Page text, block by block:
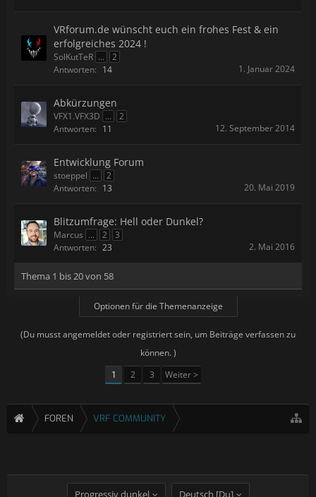
VRforum.de wünscht euch ein frohes Fest & ein
erfolgreiches 2024 !
SolKutTeR ...
2
Antworten: 14 1. Januar 2024
Abkürzungen
VFX1.VFX3D ...
2
Antworten: 11 12. September 2014
Entwicklung Forum
stoeppel ...
2
Antworten: 13 20. Mai 2019
Blitzumfrage: Hell oder Dunkel?
Marcus ... 2
3
Antworten: 23 2. Mai 2016
Thema 1 bis 20 von 58
Optionen für die Themenanzeige
(Du musst angemeldet oder registriert sein, um Beiträge verfassen zu
können. )
1
2 3 Weiter >
FOREN VRF COMMUNITY
Progressiv dunkel Deutsch [Du]